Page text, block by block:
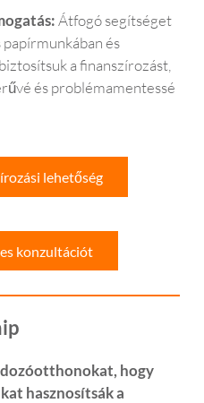
Átfogó segítséget
és
a finanszírozást,
és problémamentessé
lehetőség
konzultációt
hogy
hasznosítsák a